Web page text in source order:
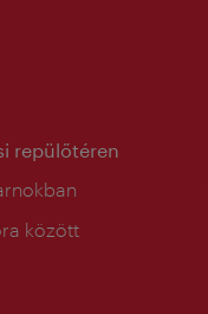
repülőtéren
között